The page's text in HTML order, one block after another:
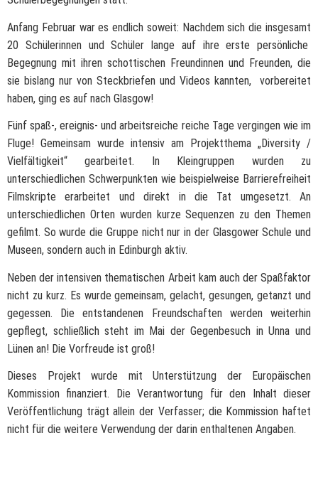
Anfang Februar war es endlich soweit: Nachdem sich die insgesamt
20 Schülerinnen und Schüler lange auf ihre erste persönliche
Begegnung mit ihren schottischen Freundinnen und Freunden, die
sie bislang nur von Steckbriefen und Videos kannten, vorbereitet
haben, ging es auf nach Glasgow!
Fünf spaß-, ereignis- und arbeitsreiche reiche Tage vergingen wie im
Fluge! Gemeinsam wurde intensiv am Projektthema „Diversity /
Vielfältigkeit“ gearbeitet. In Kleingruppen wurden zu
unterschiedlichen Schwerpunkten wie beispielweise Barrierefreiheit
Filmskripte erarbeitet und direkt in die Tat umgesetzt. An
unterschiedlichen Orten wurden kurze Sequenzen zu den Themen
gefilmt. So wurde die Gruppe nicht nur in der Glasgower Schule und
Museen, sondern auch in Edinburgh aktiv.
Neben der intensiven thematischen Arbeit kam auch der Spaßfaktor
nicht zu kurz. Es wurde gemeinsam, gelacht, gesungen, getanzt und
gegessen. Die entstandenen Freundschaften werden weiterhin
gepflegt, schließlich steht im Mai der Gegenbesuch in Unna und
Lünen an! Die Vorfreude ist groß!
Dieses Projekt wurde mit Unterstützung der Europäischen
Kommission finanziert. Die Verantwortung für den Inhalt dieser
Veröffentlichung trägt allein der Verfasser; die Kommission haftet
nicht für die weitere Verwendung der darin enthaltenen Angaben.